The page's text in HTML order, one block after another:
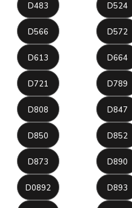
D483 D524
D566 D572
D613 D664
D721 D789
D808 D847
D850 D852
D873 D890
D0892 D893